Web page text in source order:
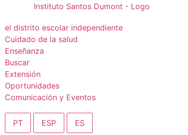
el distrito escolar independiente
Cuidado de la salud
Enseñanza
Buscar
Extensión
Oportunidades
Comunicación y Eventos
PT ESP ES